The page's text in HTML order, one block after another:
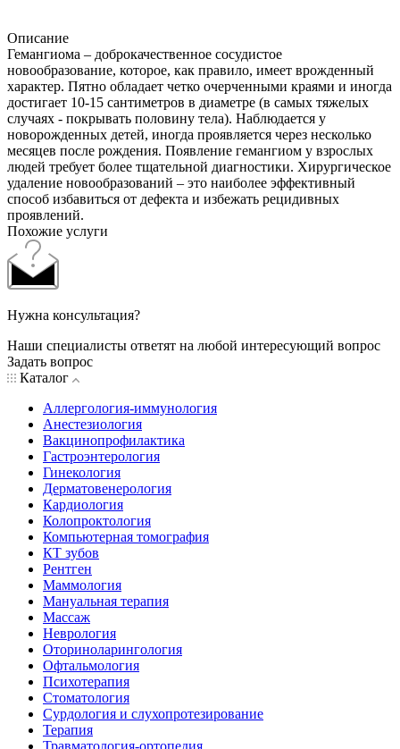
Описание
Гемангиома – доброкачественное сосудистое
новообразование, которое, как правило, имеет врожденный
характер. Пятно обладает четко очерченными краями и иногда
достигает 10-15 сантиметров в диаметре (в самых тяжелых
случаях - покрывать половину тела). Наблюдается у
новорожденных детей, иногда проявляется через несколько
месяцев после рождения. Появление гемангиом у взрослых
людей требует более тщательной диагностики. Хирургическое
удаление новообразований – это наиболее эффективный
способ избавиться от дефекта и избежать рецидивных
проявлений.
Похожие услуги
Нужна консультация?
Наши специалисты ответят на любой интересующий вопрос
Задать вопрос
Каталог
Аллергология-иммунология
Анестезиология
Вакцинопрофилактика
Гастроэнтерология
Гинекология
Дерматовенерология
Кардиология
Колопроктология
Компьютерная томография
КТ зубов
Рентген
Маммология
Мануальная терапия
Массаж
Неврология
Оториноларингология
Офтальмология
Психотерапия
Стоматология
Сурдология и слухопротезирование
Терапия